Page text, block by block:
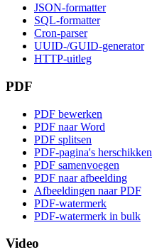
JSON-formatter
SQL-formatter
Cron-parser
UUID-/GUID-generator
HTTP-uitleg
PDF
PDF bewerken
PDF naar Word
PDF splitsen
PDF-pagina's herschikken
PDF samenvoegen
PDF naar afbeelding
Afbeeldingen naar PDF
PDF-watermerk
PDF-watermerk in bulk
Video